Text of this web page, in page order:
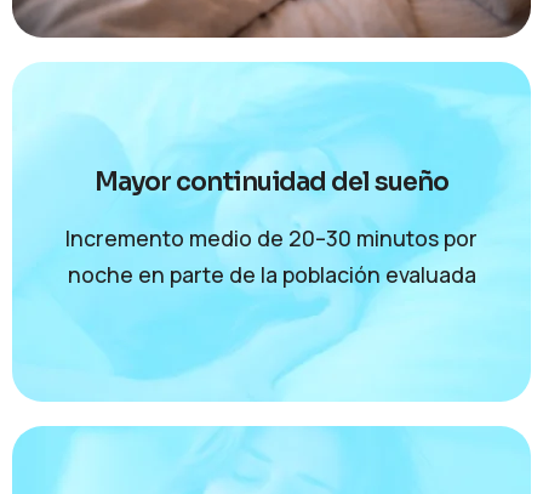
Mayor continuidad del sueño
Incremento medio de 20–30 minutos por
noche en parte de la población evaluada